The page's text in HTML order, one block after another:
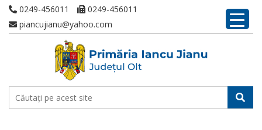
0249-456011
0249-456011
piancujianu@yahoo.com